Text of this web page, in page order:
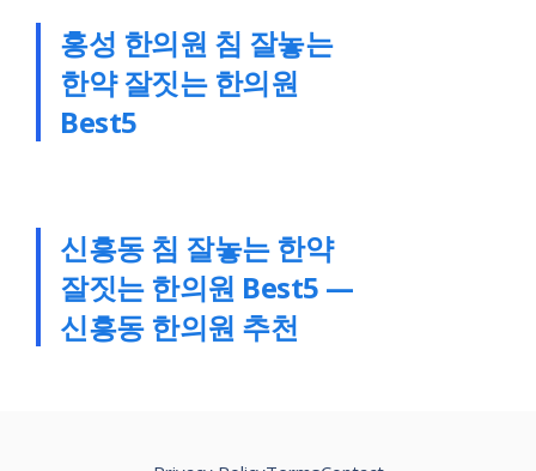
홍성 한의원 침 잘놓는
한약 잘짓는 한의원
Best5
신흥동 침 잘놓는 한약
잘짓는 한의원 Best5 —
신흥동 한의원 추천